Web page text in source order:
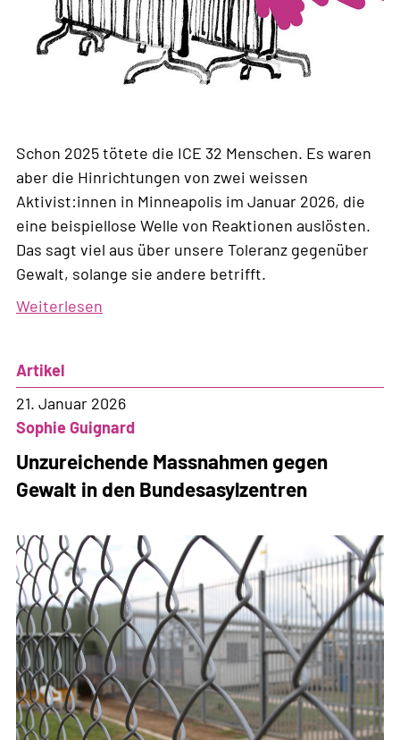
Schon 2025 tötete die ICE 32 Menschen. Es waren
aber die Hinrichtungen von zwei weissen
Aktivist:innen in Minneapolis im Januar 2026, die
eine beispiellose Welle von Reaktionen auslösten.
Das sagt viel aus über unsere Toleranz gegenüber
Gewalt, solange sie andere betrifft.
Weiterlesen
Polizei
Artikel
21. Januar 2026
Sophie Guignard
Unzureichende Massnahmen gegen
Gewalt in den Bundesasylzentren